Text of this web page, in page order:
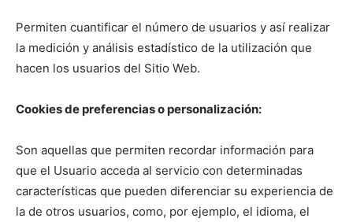
Permiten cuantificar el número de usuarios y así realizar
la medición y análisis estadístico de la utilización que
hacen los usuarios del Sitio Web.
Cookies de preferencias o personalización:
Son aquellas que permiten recordar información para
que el Usuario acceda al servicio con determinadas
características que pueden diferenciar su experiencia de
la de otros usuarios, como, por ejemplo, el idioma, el